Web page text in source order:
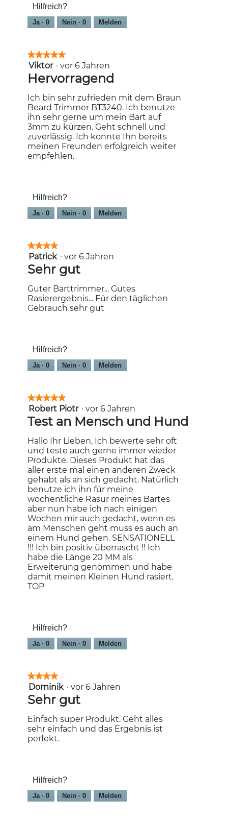
Hilfreich?
Ja · 0 Nein · 0 Melden
★★★★★
★★★★★
5
von
5
Sternen.
Viktor · vor 6 Jahren
Hervorragend
Ich bin sehr zufrieden mit dem Braun
Beard Trimmer BT3240. Ich benutze
ihn sehr gerne um mein Bart auf
3mm zu kürzen. Geht schnell und
zuverlässig. Ich konnte Ihn bereits
meinen Freunden erfolgreich weiter
empfehlen.
Hilfreich?
Ja · 0 Nein · 0 Melden
★★★★★
★★★★★
4
von
5
Sternen.
Patrick · vor 6 Jahren
Sehr gut
Guter Barttrimmer... Gutes
Rasierergebnis... Für den täglichen
Gebrauch sehr gut
Hilfreich?
Ja · 0 Nein · 0 Melden
★★★★★
★★★★★
5
von
5
Sternen.
Robert Piotr · vor 6 Jahren
Test an Mensch und Hund
Hallo Ihr Lieben, Ich bewerte sehr oft
und teste auch gerne immer wieder
Produkte. Dieses Produkt hat das
aller erste mal einen anderen Zweck
gehabt als an sich gedacht. Natürlich
benutze ich ihn für meine
wöchentliche Rasur meines Bartes
aber nun habe ich nach einigen
Wochen mir auch gedacht, wenn es
am Menschen geht muss es auch an
einem Hund gehen. SENSATIONELL
!!! Ich bin positiv überrascht !! Ich
habe die Länge 20 MM als
Erweiterung genommen und habe
damit meinen Kleinen Hund rasiert.
TOP
Hilfreich?
Ja · 0 Nein · 0 Melden
★★★★★
★★★★★
4
von
5
Sternen.
Dominik · vor 6 Jahren
Sehr gut
Einfach super Produkt. Geht alles
sehr einfach und das Ergebnis ist
perfekt.
Hilfreich?
Ja · 0 Nein · 0 Melden